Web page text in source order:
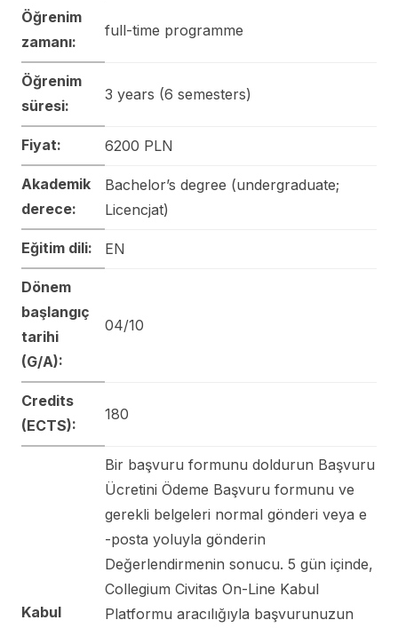
Öğrenim
zamanı:
full-time programme
Öğrenim
süresi:
3 years (6 semesters)
Fiyat: 6200 PLN
Akademik
derece:
Bachelor’s degree (undergraduate;
Licencjat)
Eğitim dili: EN
Dönem
başlangıç
tarihi
(G/A):
04/10
Credits
(ECTS):
180
Kabul
Bir başvuru formunu doldurun Başvuru
Ücretini Ödeme Başvuru formunu ve
gerekli belgeleri normal gönderi veya e
-posta yoluyla gönderin
Değerlendirmenin sonucu. 5 gün içinde,
Collegium Civitas On-Line Kabul
Platformu aracılığıyla başvurunuzun